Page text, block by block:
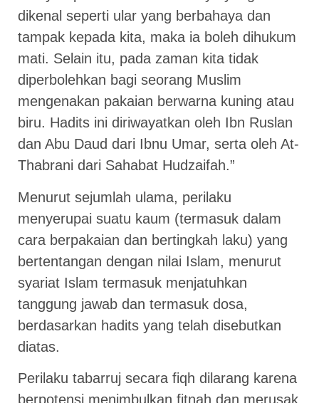
dikenal seperti ular yang berbahaya dan
tampak kepada kita, maka ia boleh dihukum
mati. Selain itu, pada zaman kita tidak
diperbolehkan bagi seorang Muslim
mengenakan pakaian berwarna kuning atau
biru. Hadits ini diriwayatkan oleh Ibn Ruslan
dan Abu Daud dari Ibnu Umar, serta oleh At-
Thabrani dari Sahabat Hudzaifah.”
Menurut sejumlah ulama, perilaku
menyerupai suatu kaum (termasuk dalam
cara berpakaian dan bertingkah laku) yang
bertentangan dengan nilai Islam, menurut
syariat Islam termasuk menjatuhkan
tanggung jawab dan termasuk dosa,
berdasarkan hadits yang telah disebutkan
diatas.
Perilaku tabarruj secara fiqh dilarang karena
berpotensi menimbulkan fitnah dan merusak